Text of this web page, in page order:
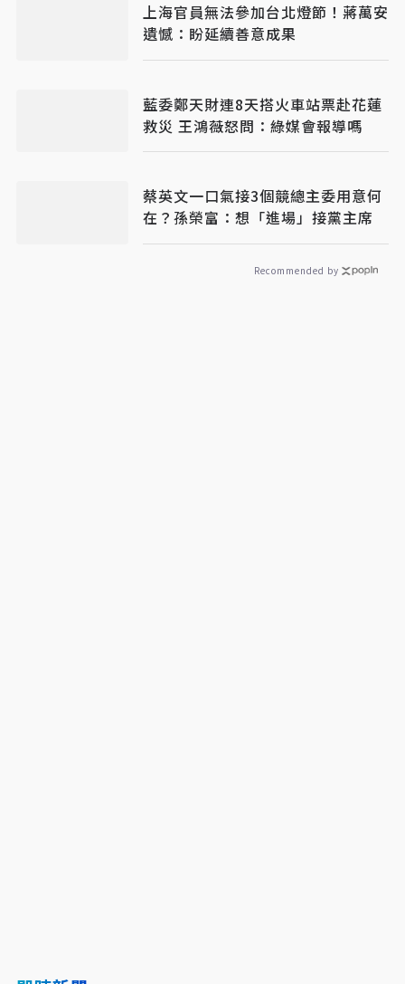
上海官員無法參加台北燈節！蔣萬安
遺憾：盼延續善意成果
藍委鄭天財連8天搭火車站票赴花蓮
救災 王鴻薇怒問：綠媒會報導嗎
蔡英文一口氣接3個競總主委用意何
在？孫榮富：想「進場」接黨主席
Recommended by